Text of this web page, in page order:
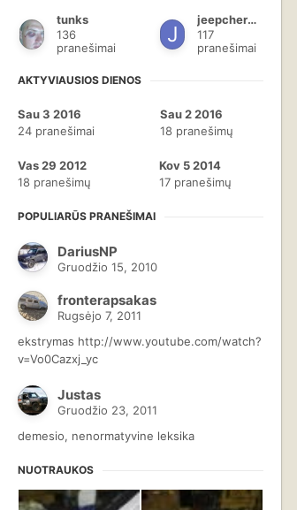
tunks
136
pranešimai
jeepcherokee
117
pranešimai
AKTYVIAUSIOS DIENOS
Sau 3 2016
24 pranešimai
Sau 2 2016
18 pranešimų
Vas 29 2012
18 pranešimų
Kov 5 2014
17 pranešimų
POPULIARŪS PRANEŠIMAI
DariusNP
Gruodžio 15, 2010
fronterapsakas
Rugsėjo 7, 2011
ekstrymas http://www.youtube.com/watch?
v=Vo0Cazxj_yc
Justas
Gruodžio 23, 2011
demesio, nenormatyvine leksika
NUOTRAUKOS